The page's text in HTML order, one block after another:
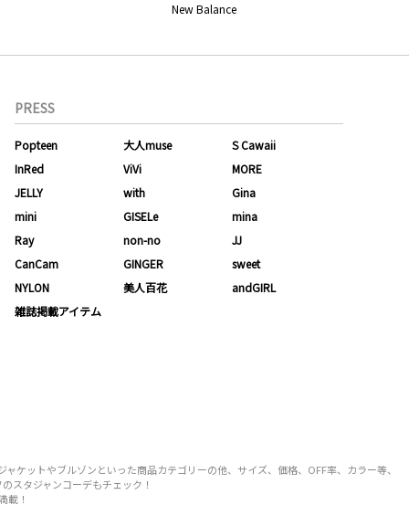
New Balance
PRESS
Popteen 大人muse
S Cawaii
InRed
ViVi
MORE
JELLY
with
Gina
mini
GISELe
mina
Ray
non-no
JJ
CanCam
GINGER
sweet
NYLON
美人百花
andGIRL
雑誌掲載アイテム
ケットやブルゾンといった商品カテゴリーの他、サイズ、価格、OFF率、カラー等、
スタジャンコーデもチェック！
載！